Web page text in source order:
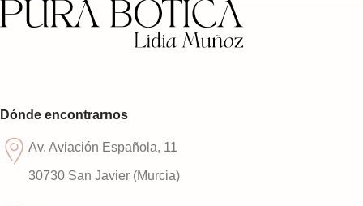
Dónde encontrarnos
Av. Aviación Española, 11
30730 San Javier (Murcia)